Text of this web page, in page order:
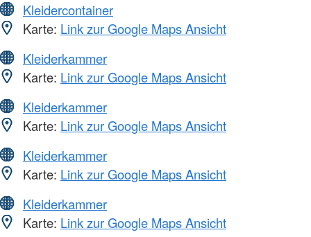
Kleidercontainer
Karte: Link zur Google Maps Ansicht
Kleiderkammer
Karte: Link zur Google Maps Ansicht
Kleiderkammer
Karte: Link zur Google Maps Ansicht
Kleiderkammer
Karte: Link zur Google Maps Ansicht
Kleiderkammer
Karte: Link zur Google Maps Ansicht